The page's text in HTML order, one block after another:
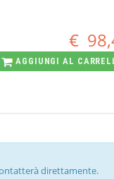
€
AGGIUNGI AL
direttamente.